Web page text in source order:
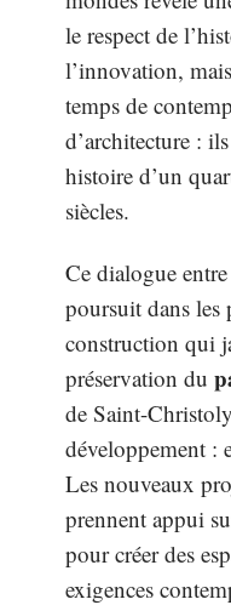
le respect de
l’innovation,
temps de
d’architecture :
histoire d’un
siècles.
Ce dialogue
poursuit dans les
construction qui
préservation du
de Saint-
développement :
Les nouveaux
prennent appui
pour créer des
exigences